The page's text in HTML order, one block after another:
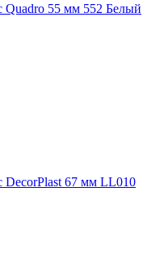
Quadro 55 мм 552 Белый
DecorPlast 67 мм LL010